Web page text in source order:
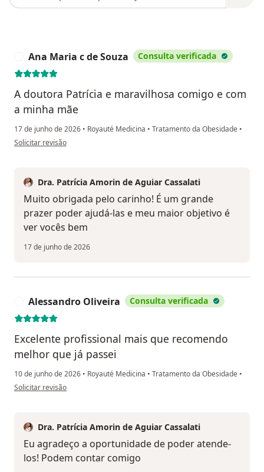
Ana Maria c de Souza Consulta verificada
A doutora Patrícia e maravilhosa comigo e com
a minha mãe
17 de junho de 2026 • Royauté Medicina • Tratamento da Obesidade •
na opinião do utilizador Ana Maria c de Souza
Solicitar revisão
Dra. Patrícia Amorin de Aguiar Cassalati
Muito obrigada pelo carinho! É um grande
prazer poder ajudá-las e meu maior objetivo é
ver vocês bem
17 de junho de 2026
Alessandro Oliveira Consulta verificada
Excelente profissional mais que recomendo
melhor que já passei
10 de junho de 2026 • Royauté Medicina • Tratamento da Obesidade •
na opinião do utilizador Alessandro Oliveira
Solicitar revisão
Dra. Patrícia Amorin de Aguiar Cassalati
Eu agradeço a oportunidade de poder atende-
los! Podem contar comigo